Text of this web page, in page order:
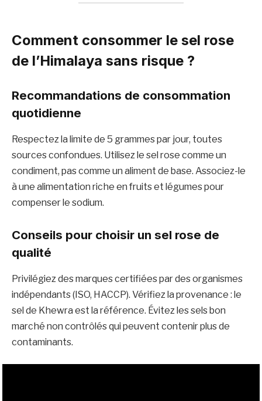
Comment consommer le sel rose
de l’Himalaya sans risque ?
Recommandations de consommation
quotidienne
Respectez la limite de 5 grammes par jour, toutes
sources confondues. Utilisez le sel rose comme un
condiment, pas comme un aliment de base. Associez-le
à une alimentation riche en fruits et légumes pour
compenser le sodium.
Conseils pour choisir un sel rose de
qualité
Privilégiez des marques certifiées par des organismes
indépendants (ISO, HACCP). Vérifiez la provenance : le
sel de Khewra est la référence. Évitez les sels bon
marché non contrôlés qui peuvent contenir plus de
contaminants.